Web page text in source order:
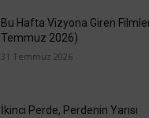
Bu Hafta Vizyona Giren
Temmuz 2026)
31 Temmuz 2026
İkinci Perde, Perdenin Yarısı